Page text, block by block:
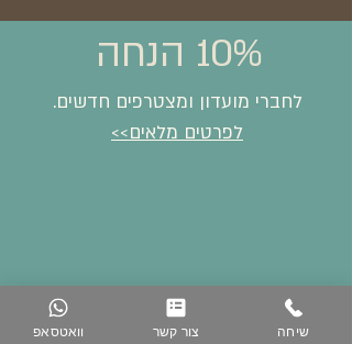
10% הנחה
לחברי מועדון ומצטרפים חדשים.
לפרטים מלאים>>
וואטסאפ צור קשר שיחה